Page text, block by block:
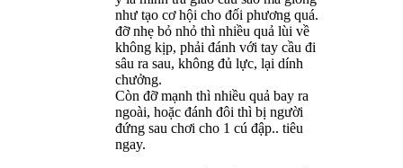
như tạo cơ hội cho đối phương quá.
đỡ nhẹ bỏ nhỏ thì nhiều quả lùi về
không kịp, phải đánh với tay cầu đi
sâu ra sau, không đủ lực, lại dính
chưởng.
Còn đỡ mạnh thì nhiều quả bay ra
ngoài, hoặc đánh đôi thì bị người
đứng sau chơi cho 1 cú đập.. tiêu
ngay.